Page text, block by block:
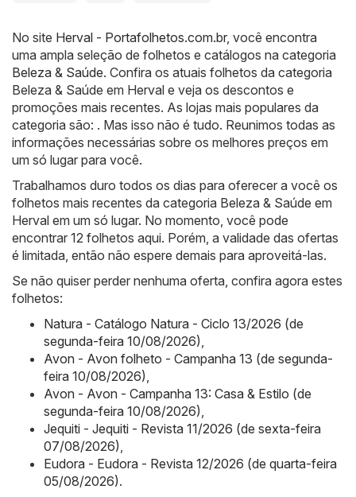
No site Herval - Portafolhetos.com.br, você encontra
uma ampla seleção de folhetos e catálogos na categoria
Beleza & Saúde. Confira os atuais folhetos da categoria
Beleza & Saúde em Herval e veja os descontos e
promoções mais recentes. As lojas mais populares da
categoria são: . Mas isso não é tudo. Reunimos todas as
informações necessárias sobre os melhores preços em
um só lugar para você.
Trabalhamos duro todos os dias para oferecer a você os
folhetos mais recentes da categoria Beleza & Saúde em
Herval em um só lugar. No momento, você pode
encontrar 12 folhetos aqui. Porém, a validade das ofertas
é limitada, então não espere demais para aproveitá-las.
Se não quiser perder nenhuma oferta, confira agora estes
folhetos:
Natura - Catálogo Natura - Ciclo 13/2026 (de
segunda-feira 10/08/2026)
Avon - Avon folheto - Campanha 13 (de segunda-
feira 10/08/2026)
Avon - Avon - Campanha 13: Casa & Estilo (de
segunda-feira 10/08/2026)
Jequiti - Jequiti - Revista 11/2026 (de sexta-feira
07/08/2026)
Eudora - Eudora - Revista 12/2026 (de quarta-feira
05/08/2026).